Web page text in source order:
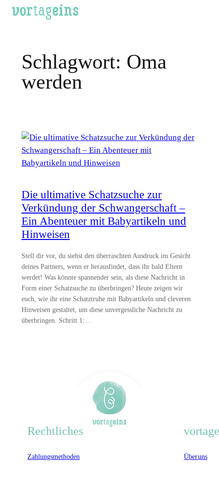
Zum
Schlagwort: Oma
werden
Die ultimative Schatzsuche zur
Verkündung der Schwangerschaft –
Ein Abenteuer mit Babyartikeln und
Hinweisen
Stell dir vor, du siehst den überraschten Ausdruck im Gesicht
deines Partners, wenn er herausfindet, dass ihr bald Eltern
werdet! Was könnte spannender sein, als diese Nachricht in
Form einer Schatzsuche zu überbringen? Heute zeigen wir
euch, wie ihr eine Schatztruhe mit Babyartikeln und cleveren
Hinweisen gestaltet, um diese unvergessliche Nachricht zu
überbringen. Schritt 1:…
Rechtliches
Zahlungsmethoden Über uns